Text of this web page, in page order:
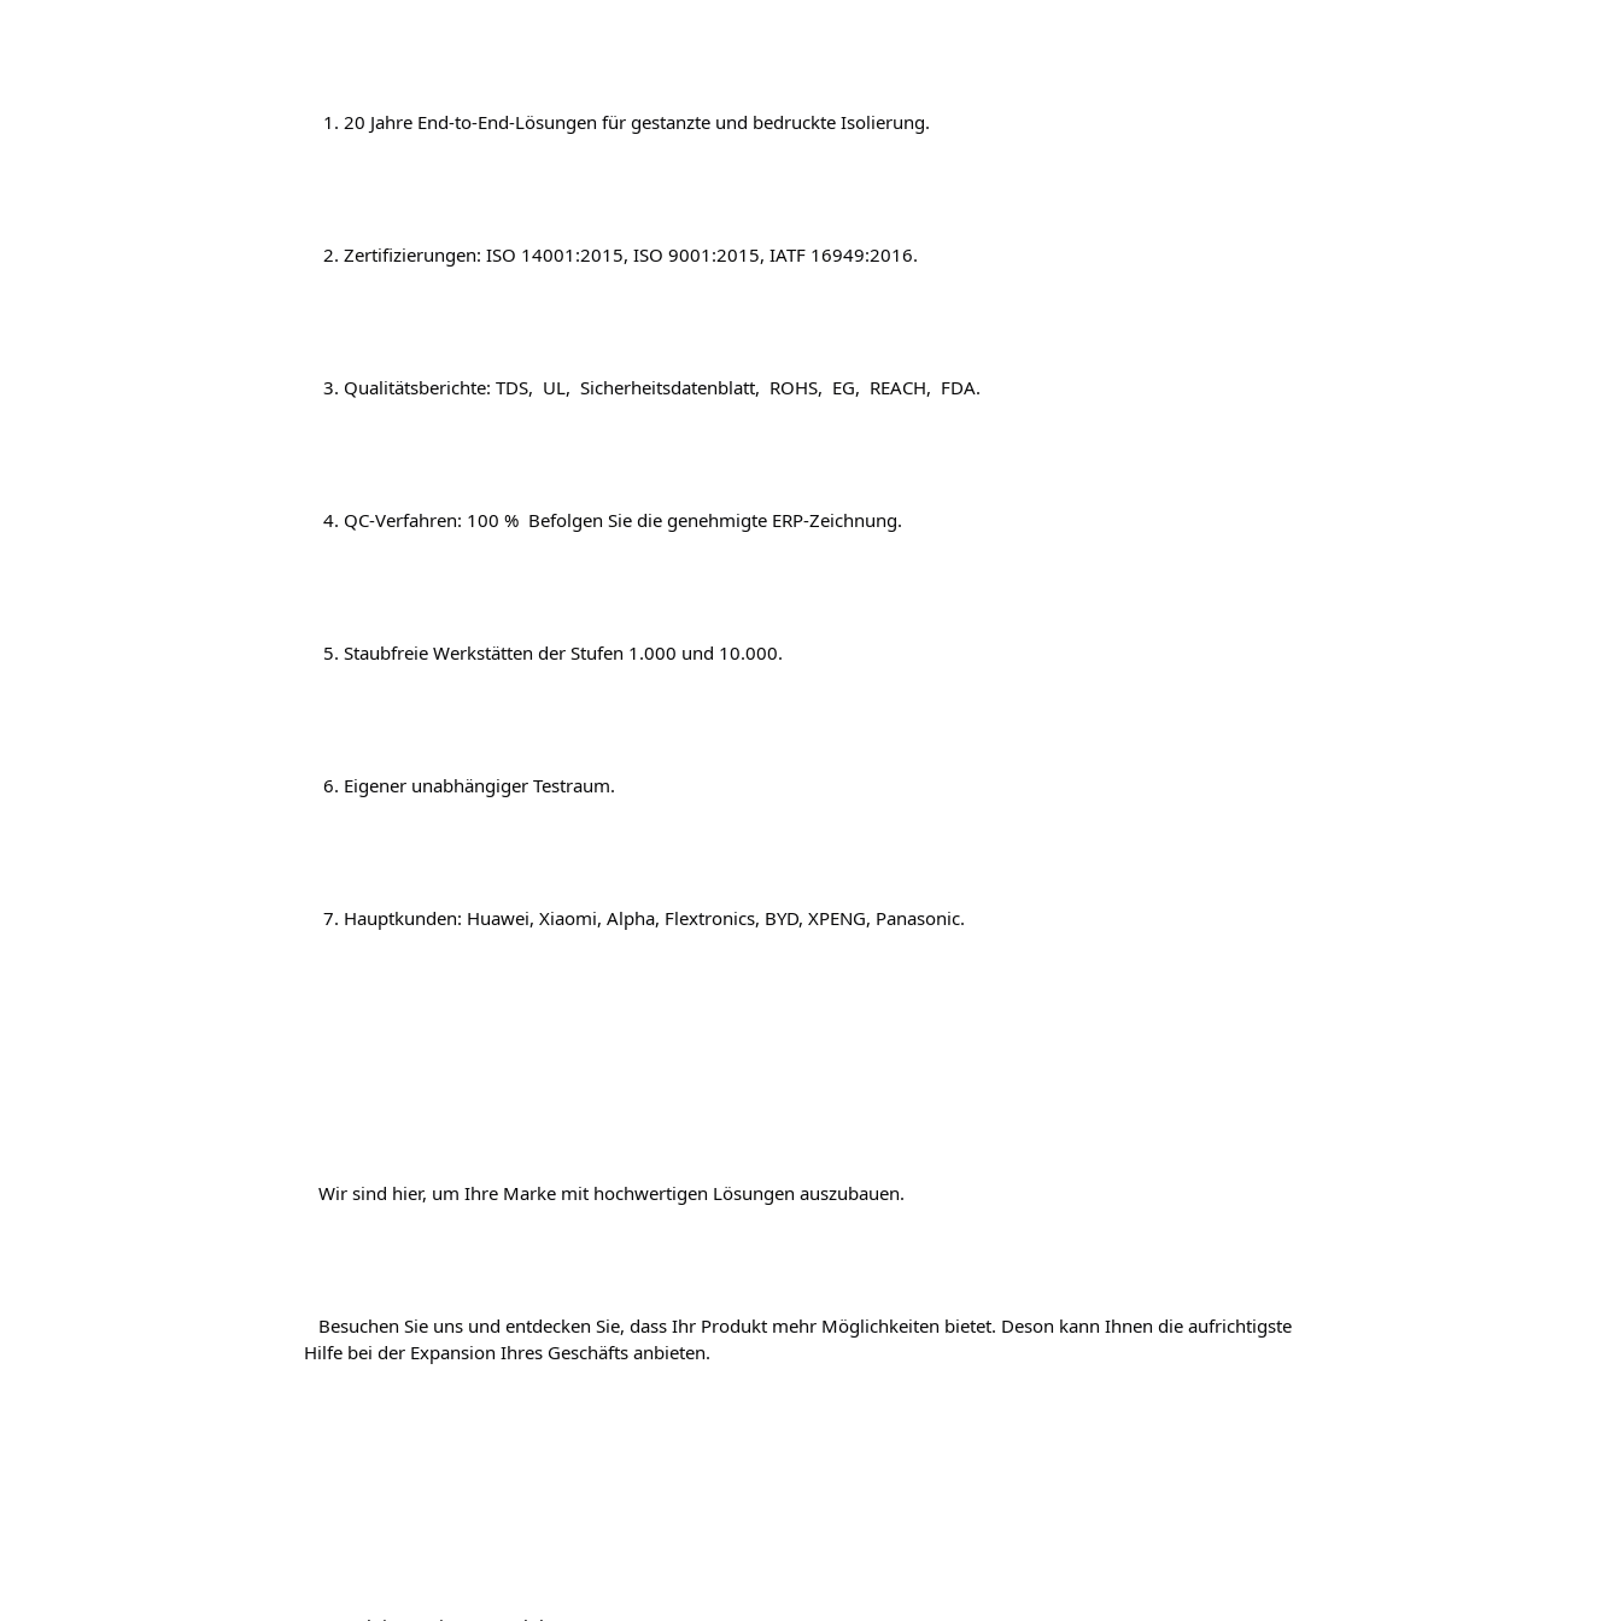
    1. 20 Jahre End-to-End-Lösungen für gestanzte und bedruckte Isolierung.
    2. Zertifizierungen: ISO 14001:2015, ISO 9001:2015, IATF 16949:2016.
    3. Qualitätsberichte: TDS,  UL,  Sicherheitsdatenblatt,  ROHS,  EG,  REACH,  FDA.
    4. QC-Verfahren: 100 %  Befolgen Sie die genehmigte ERP-Zeichnung.
    5. Staubfreie Werkstätten der Stufen 1.000 und 10.000.
    6. Eigener unabhängiger Testraum.
    7. Hauptkunden: Huawei, Xiaomi, Alpha, Flextronics, BYD, XPENG, Panasonic.
   Wir sind hier, um Ihre Marke mit hochwertigen Lösungen auszubauen.
   Besuchen Sie uns und entdecken Sie, dass Ihr Produkt mehr Möglichkeiten bietet. Deson kann Ihnen die aufrichtigste
Hilfe bei der Expansion Ihres Geschäfts anbieten.